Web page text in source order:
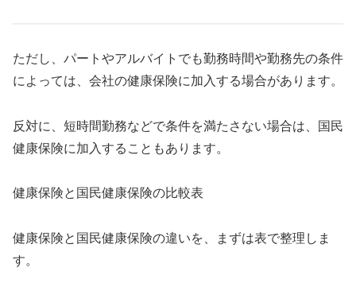
ただし、パートやアルバイトでも勤務時間や勤務先の条件
によっては、会社の健康保険に加入する場合があります。
反対に、短時間勤務などで条件を満たさない場合は、国民
健康保険に加入することもあります。
健康保険と国民健康保険の比較表
健康保険と国民健康保険の違いを、まずは表で整理しま
す。